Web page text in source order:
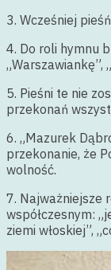
3. Wcześniej
4. Do roli hymnu
„Warszawiankę”,
5. Pieśni te nie
przekonań
6. „Mazurek
przekonanie, że
wolność.
7. Najważniejsze
współczesnym:
ziemi włoskiej”,